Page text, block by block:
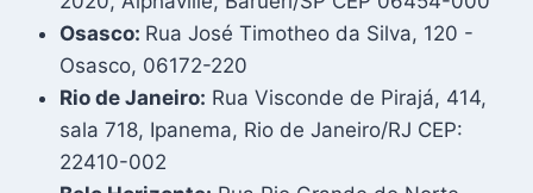
Osasco: Rua José Timotheo da Silva, 120 -
Osasco, 06172-220
Rio de Janeiro: Rua Visconde de Pirajá, 414,
sala 718, Ipanema, Rio de Janeiro/RJ CEP:
22410-002